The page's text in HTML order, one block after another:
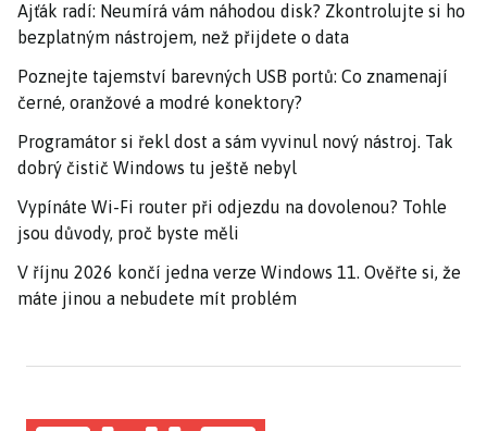
Ajťák radí: Neumírá vám náhodou disk? Zkontrolujte si ho
bezplatným nástrojem, než přijdete o data
Poznejte tajemství barevných USB portů: Co znamenají
černé, oranžové a modré konektory?
Programátor si řekl dost a sám vyvinul nový nástroj. Tak
dobrý čistič Windows tu ještě nebyl
Vypínáte Wi-Fi router při odjezdu na dovolenou? Tohle
jsou důvody, proč byste měli
V říjnu 2026 končí jedna verze Windows 11. Ověřte si, že
máte jinou a nebudete mít problém